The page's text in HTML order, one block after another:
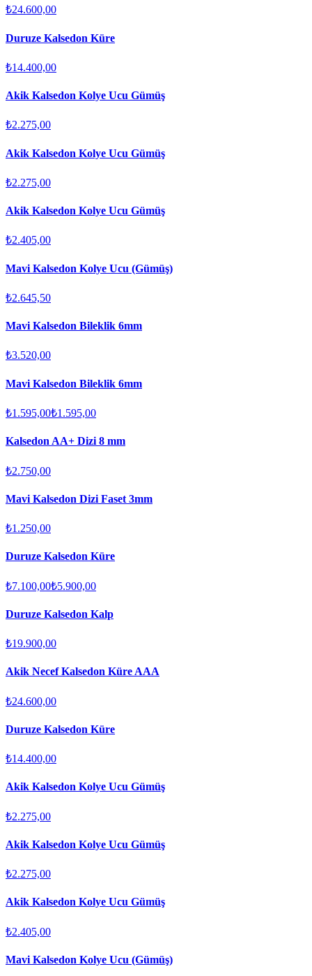
₺24.600,00
Duruze Kalsedon Küre
₺14.400,00
Akik Kalsedon Kolye Ucu Gümüş
₺2.275,00
Akik Kalsedon Kolye Ucu Gümüş
₺2.275,00
Akik Kalsedon Kolye Ucu Gümüş
₺2.405,00
Mavi Kalsedon Kolye Ucu (Gümüş)
₺2.645,50
Mavi Kalsedon Bileklik 6mm
₺3.520,00
Mavi Kalsedon Bileklik 6mm
₺1.595,00₺1.595,00
Kalsedon AA+ Dizi 8 mm
₺2.750,00
Mavi Kalsedon Dizi Faset 3mm
₺1.250,00
Duruze Kalsedon Küre
₺7.100,00₺5.900,00
Duruze Kalsedon Kalp
₺19.900,00
Akik Necef Kalsedon Küre AAA
₺24.600,00
Duruze Kalsedon Küre
₺14.400,00
Akik Kalsedon Kolye Ucu Gümüş
₺2.275,00
Akik Kalsedon Kolye Ucu Gümüş
₺2.275,00
Akik Kalsedon Kolye Ucu Gümüş
₺2.405,00
Mavi Kalsedon Kolye Ucu (Gümüş)